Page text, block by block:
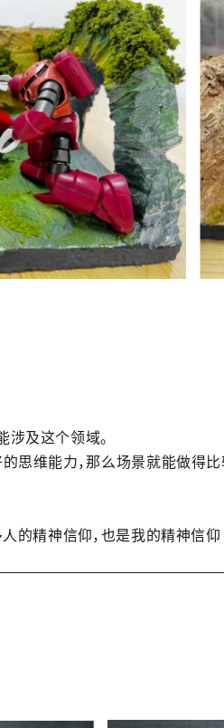
及这个领域。
思维能力，那么场景就能做得
的精神信仰，也是我的精神信仰